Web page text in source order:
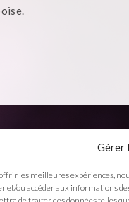
Gérer
les meilleures expériences,
et/ou accéder aux informations